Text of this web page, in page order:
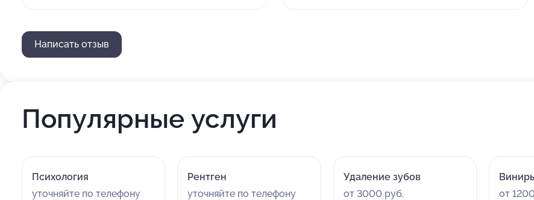
Написать отзыв
Популярные услуги
Психология
уточняйте по телефону
Рентген
уточняйте по телефону
Удаление зубов
от 3000 руб.
от